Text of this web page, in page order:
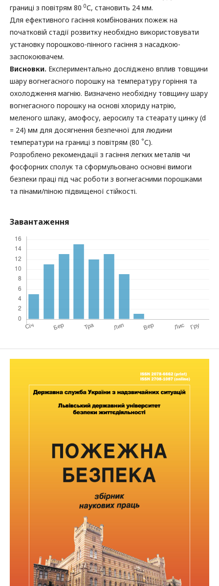
границі з повітрям 80 0С, становить 24 мм.
Для ефективного гасіння комбінованих пожеж на
початковій стадії розвитку необхідно використовувати
установку порошково-пінного гасіння з насадкою-
заспокоювачем.
Висновки. Експериментально досліджено вплив товщини
шару вогнегасного порошку на температуру горіння та
охолодження магнію. Визначено необхідну товщину шару
вогнегасного порошку на основі хлориду натрію,
меленого шлаку, амофосу, аеросилу та стеарату цинку (d
= 24) мм для досягнення безпечної для людини
температури на границі з повітрям (80 °С).
Розроблено рекомендації з гасіння легких металів чи
фосфорних сполук та сформульовано основні вимоги
безпеки праці під час роботи з вогнегасними порошками
та пінами/піною підвищеної стійкості.
Завантаження